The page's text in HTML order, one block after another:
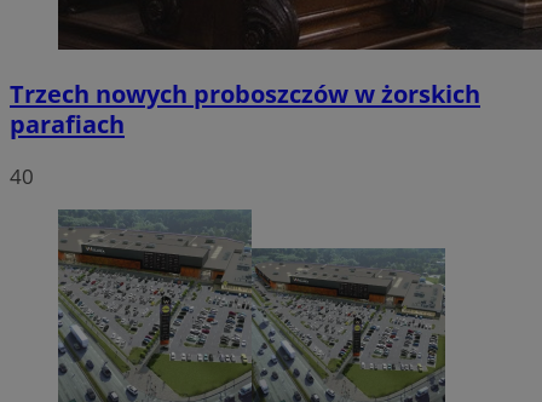
Trzech nowych proboszczów w żorskich
parafiach
40